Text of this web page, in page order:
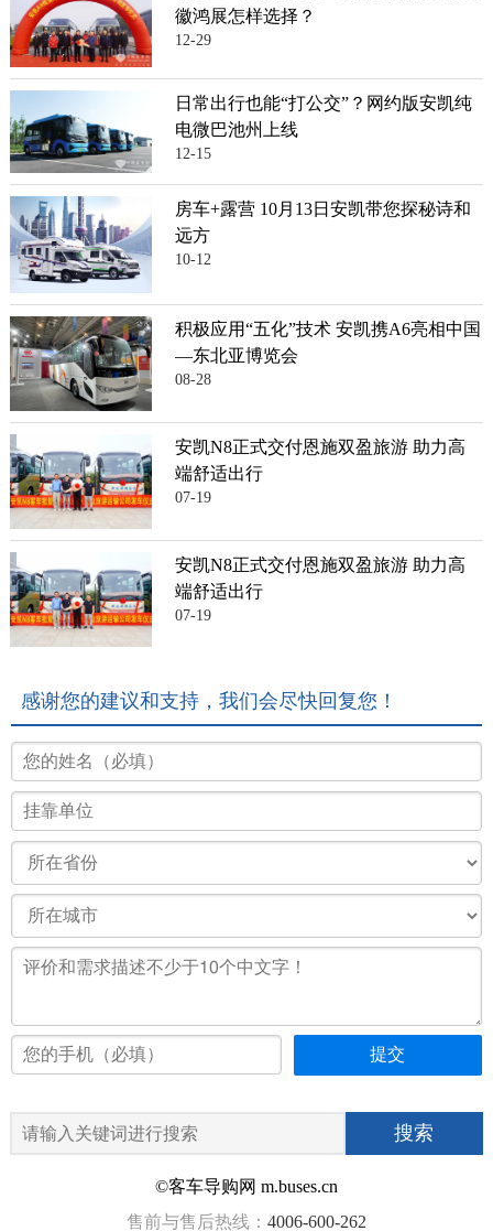
徽鸿展怎样选择？
12-29
日常出行也能“打公交”？网约版安凯纯
电微巴池州上线
12-15
房车+露营 10月13日安凯带您探秘诗和
远方
10-12
积极应用“五化”技术 安凯携A6亮相中国
—东北亚博览会
08-28
安凯N8正式交付恩施双盈旅游 助力高
端舒适出行
07-19
安凯N8正式交付恩施双盈旅游 助力高
端舒适出行
07-19
感谢您的建议和支持，我们会尽快回复您！
©客车导购网 m.buses.cn
售前与售后热线： 4006-600-262